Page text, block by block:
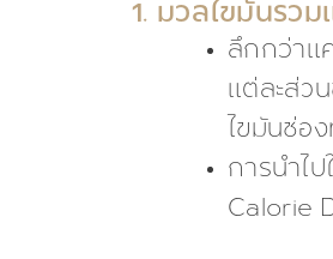
1. มวลไขมันรวม
ลึกกว่าแ
แต่ละส่ว
ไขมันช่อ
การนำไ
Calorie